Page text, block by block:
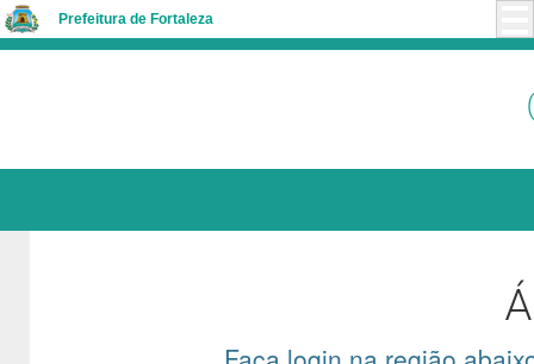
Prefeitura de Fortaleza